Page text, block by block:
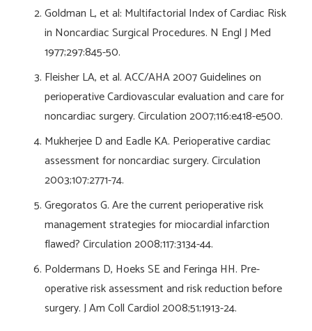
Goldman L, et al: Multifactorial Index of Cardiac Risk
in Noncardiac Surgical Procedures. N Engl J Med
1977;297:845-50.
Fleisher LA, et al. ACC/AHA 2007 Guidelines on
perioperative Cardiovascular evaluation and care for
noncardiac surgery. Circulation 2007;116:e418-e500.
Mukherjee D and Eadle KA. Perioperative cardiac
assessment for noncardiac surgery. Circulation
2003;107:2771-74.
Gregoratos G. Are the current perioperative risk
management strategies for miocardial infarction
flawed? Circulation 2008;117:3134-44.
Poldermans D, Hoeks SE and Feringa HH. Pre-
operative risk assessment and risk reduction before
surgery. J Am Coll Cardiol 2008;51;1913-24.